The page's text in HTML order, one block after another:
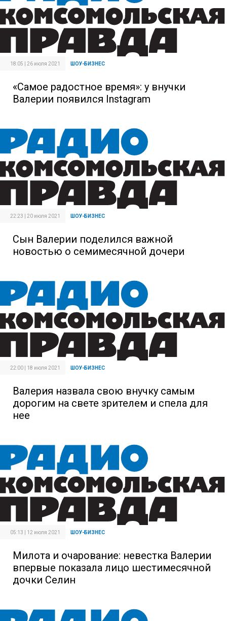
18:05 | 26 июля 2021 ШОУ-БИЗНЕС
«Самое радостное время»: у внучки
Валерии появился Instagram
22:23 | 20 июля 2021 ШОУ-БИЗНЕС
Сын Валерии поделился важной
новостью о семимесячной дочери
22:00 | 18 июля 2021 ШОУ-БИЗНЕС
Валерия назвала свою внучку самым
дорогим на свете зрителем и спела для
нее
05:13 | 12 июля 2021 ШОУ-БИЗНЕС
Милота и очарование: невестка Валерии
впервые показала лицо шестимесячной
дочки Селин